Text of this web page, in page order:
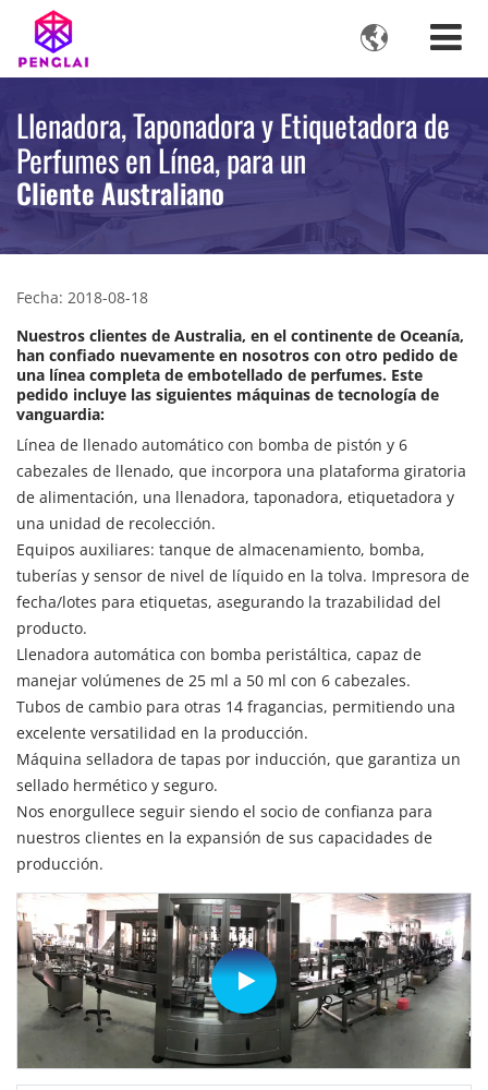

Llenadora, Taponadora y Etiquetadora de
Perfumes en Línea, para un
Cliente Australiano
Fecha: 2018-08-18
Nuestros clientes de Australia, en el continente de Oceanía,
han confiado nuevamente en nosotros con otro pedido de
una línea completa de embotellado de perfumes. Este
pedido incluye las siguientes máquinas de tecnología de
vanguardia:
Línea de llenado automático con bomba de pistón y 6
cabezales de llenado, que incorpora una plataforma giratoria
de alimentación, una llenadora, taponadora, etiquetadora y
una unidad de recolección.
Equipos auxiliares: tanque de almacenamiento, bomba,
tuberías y sensor de nivel de líquido en la tolva. Impresora de
fecha/lotes para etiquetas, asegurando la trazabilidad del
producto.
Llenadora automática con bomba peristáltica, capaz de
manejar volúmenes de 25 ml a 50 ml con 6 cabezales.
Tubos de cambio para otras 14 fragancias, permitiendo una
excelente versatilidad en la producción.
Máquina selladora de tapas por inducción, que garantiza un
sellado hermético y seguro.
Nos enorgullece seguir siendo el socio de confianza para
nuestros clientes en la expansión de sus capacidades de
producción.